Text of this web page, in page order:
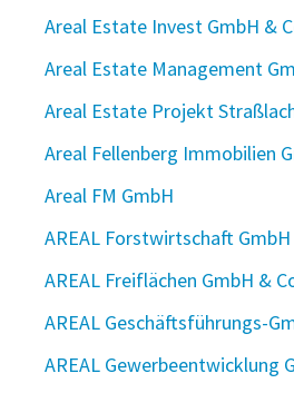
Areal Estate Invest GmbH &
Areal Estate Management
Areal Estate Projekt
Areal Fellenberg Immobilien
Areal FM GmbH
AREAL Forstwirtschaft GmbH
AREAL Freiflächen GmbH &
AREAL Geschäftsführungs-
AREAL Gewerbeentwicklung